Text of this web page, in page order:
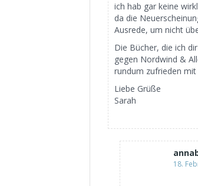
ich hab gar keine
da die
Ausrede, um nicht
Die Bücher, die ich
gegen Nordwind &
rundum zufrieden
Liebe Grüße
Sarah
18.